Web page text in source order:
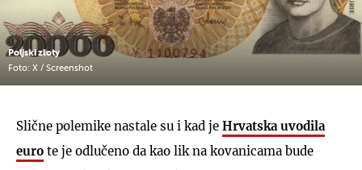
Poljski zloty
Foto: X / Screenshot
Slične polemike nastale su i kad je Hrvatska uvodila
euro te je odlučeno da kao lik na kovanicama bude